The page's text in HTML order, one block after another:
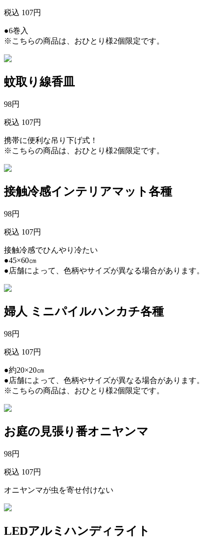
税込 107円
●6巻入
※こちらの商品は、おひとり様2個限定です。
蚊取り線香皿
98円
税込 107円
携帯に便利な吊り下げ式！
※こちらの商品は、おひとり様2個限定です。
接触冷感インテリアマット各種
98円
税込 107円
接触冷感でひんやり冷たい
●45×60㎝
●店舗によって、色柄やサイズが異なる場合があります。
婦人 ミニパイルハンカチ各種
98円
税込 107円
●約20×20㎝
●店舗によって、色柄やサイズが異なる場合があります。
※こちらの商品は、おひとり様2個限定です。
お庭の見張り番オニヤンマ
98円
税込 107円
オニヤンマが虫を寄せ付けない
LEDアルミハンディライト